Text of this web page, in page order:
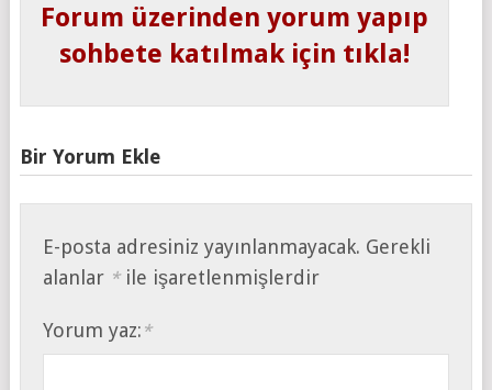
Forum üzerinden yorum yapıp
sohbete katılmak için tıkla!
Bir Yorum Ekle
E-posta adresiniz yayınlanmayacak. Gerekli
alanlar *ile işaretlenmişlerdir
Yorum yaz: *